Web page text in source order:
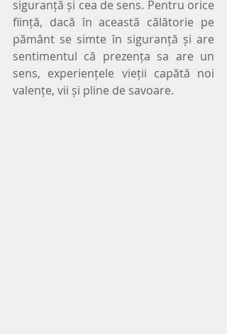
siguranță și cea de sens. Pentru orice
ființă, dacă în această călătorie pe
pământ se simte în siguranță și are
sentimentul că prezența sa are un
sens, experiențele vieții capătă noi
valențe, vii și pline de savoare.